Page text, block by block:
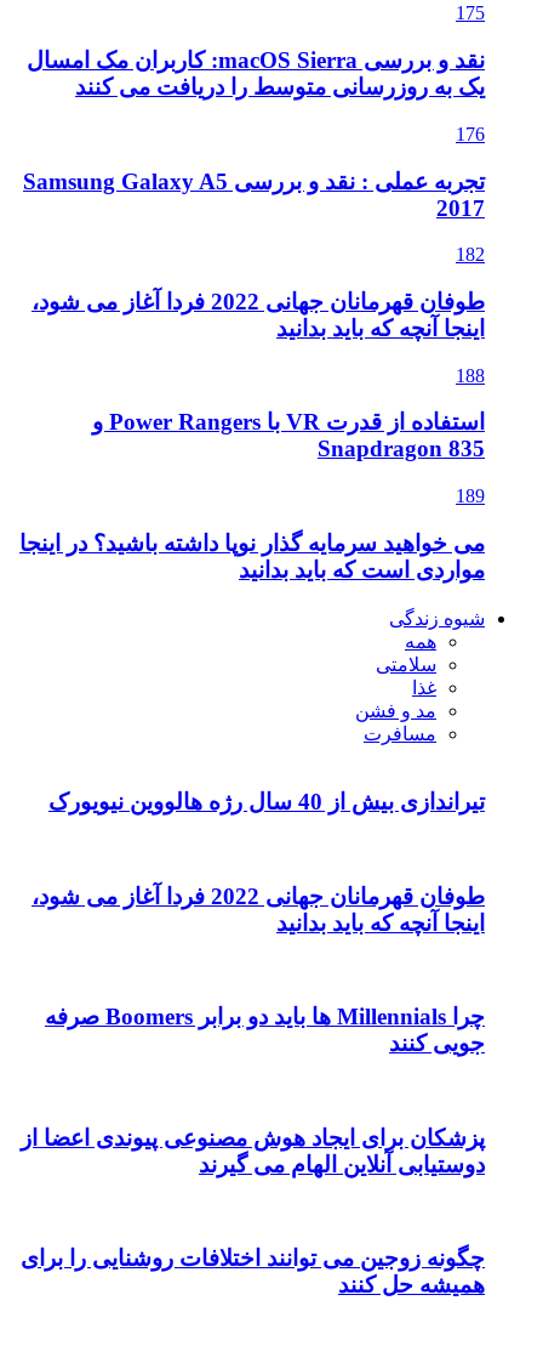
175
نقد و بررسی macOS Sierra: کاربران مک امسال
یک به روزرسانی متوسط را دریافت می کنند
176
تجربه عملی : نقد و بررسی Samsung Galaxy A5
2017
182
طوفان قهرمانان جهانی 2022 فردا آغاز می شود،
اینجا آنچه که باید بدانید
188
استفاده از قدرت VR با Power Rangers و
Snapdragon 835
189
می خواهید سرمایه گذار نوپا داشته باشید؟ در اینجا
مواردی است که باید بدانید
شیوه زندگی
همه
سلامتی
غذا
مد و فشن
مسافرت
تیراندازی بیش از 40 سال رژه هالووین نیویورک
طوفان قهرمانان جهانی 2022 فردا آغاز می شود،
اینجا آنچه که باید بدانید
چرا Millennials ها باید دو برابر Boomers صرفه
جویی کنند
پزشکان برای ایجاد هوش مصنوعی پیوندی اعضا از
دوستیابی آنلاین الهام می گیرند
چگونه زوجین می توانند اختلافات روشنایی را برای
همیشه حل کنند